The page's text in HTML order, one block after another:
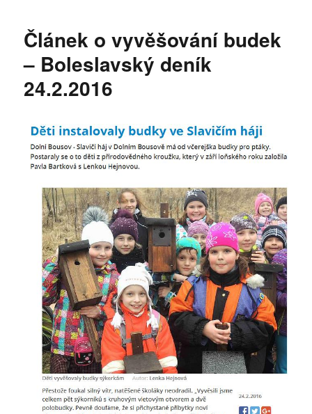
Článek o vyvěšování budek
– Boleslavský deník
24.2.2016